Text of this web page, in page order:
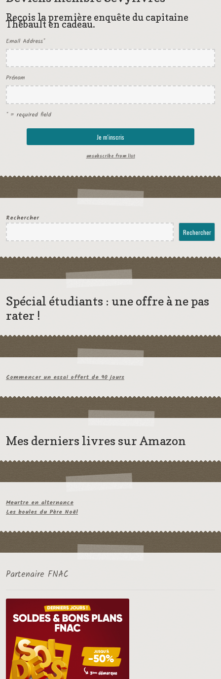
Reçois la première enquête du capitaine
Thébault en cadeau.
Email Address*
Prénom
* = required field
unsubscribe from list
Rechercher
Rechercher
Spécial étudiants : une offre à ne pas
rater !
Commencer un essai offert de 90 jours
Mes derniers livres sur Amazon
Meurtre en alternance
Les boules du Père Noël
Partenaire FNAC